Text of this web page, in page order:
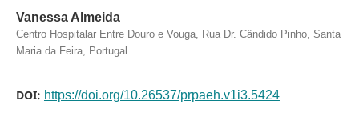
Vanessa Almeida
Centro Hospitalar Entre Douro e Vouga, Rua Dr. Cândido Pinho, Santa
Maria da Feira, Portugal
DOI: https://doi.org/10.26537/prpaeh.v1i3.5424